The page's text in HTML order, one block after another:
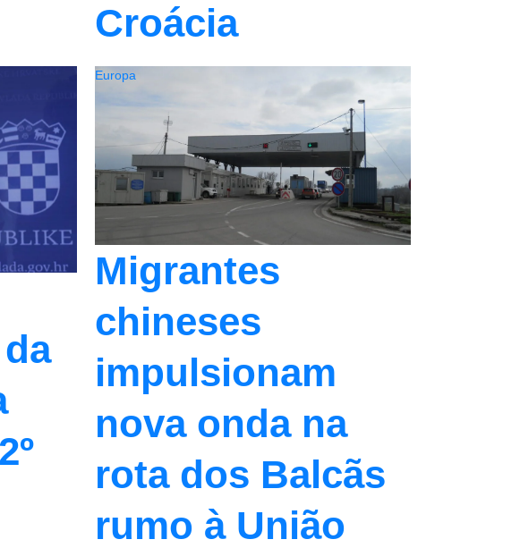
Croácia
Migrantes
chineses
impulsionam
nova onda na
rota dos Balcãs
rumo à União
Europa